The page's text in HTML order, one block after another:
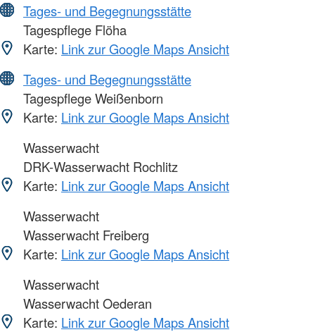
Tages- und Begegnungsstätte
Tagespflege Flöha
Karte: Link zur Google Maps Ansicht
Tages- und Begegnungsstätte
Tagespflege Weißenborn
Karte: Link zur Google Maps Ansicht
Wasserwacht
DRK-Wasserwacht Rochlitz
Karte: Link zur Google Maps Ansicht
Wasserwacht
Wasserwacht Freiberg
Karte: Link zur Google Maps Ansicht
Wasserwacht
Wasserwacht Oederan
Karte: Link zur Google Maps Ansicht